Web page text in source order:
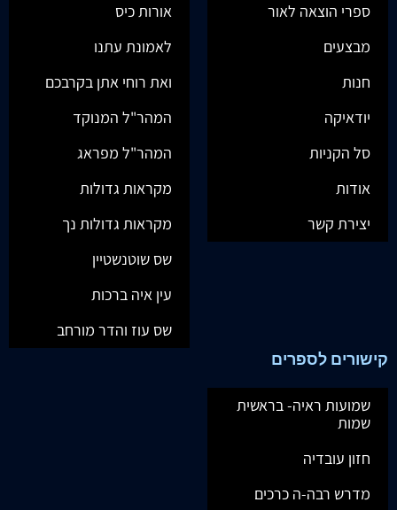
ספרי הוצאה לאור
מבצעים
חנות
יודאיקה
סל הקניות
אודות
יצירת קשר
אורות כיס
לאמונת עתנו
ואת רוחי אתן בקרבכם
המהר"ל המנוקד
המהר"ל מפראג
מקראות גדולות
מקראות גדולות נך
שס שוטנשטיין
עין איה ברכות
שס עוז והדר מורחב
קישורים לספרים
שמועות ראיה- בראשית
שמות
חזון עובדיה
מדרש רבה-ה כרכים